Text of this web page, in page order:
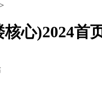
>
心)2024首